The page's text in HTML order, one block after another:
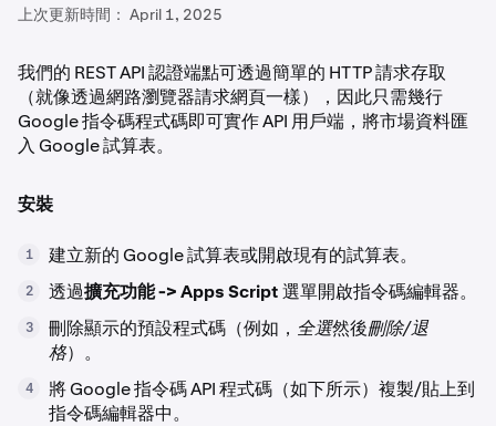
上次更新時間： April 1, 2025
我們的 REST API 認證端點可透過簡單的 HTTP 請求存取
（就像透過網路瀏覽器請求網頁一樣），因此只需幾行
Google 指令碼程式碼即可實作 API 用戶端，將市場資料匯
入 Google 試算表。
安裝
1 建立新的 Google 試算表或開啟現有的試算表。
2 透過擴充功能 -> Apps Script選單開啟指令碼編輯器。
3 刪除顯示的預設程式碼（例如， 全選然後刪除/退
格）。
4
將 Google 指令碼 API 程式碼（如下所示）複製/貼上到
指令碼編輯器中。